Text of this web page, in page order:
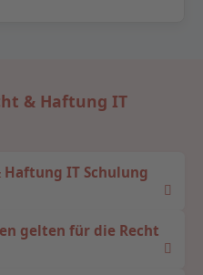
& Haftung IT
IT Schulung
gelten für die Recht